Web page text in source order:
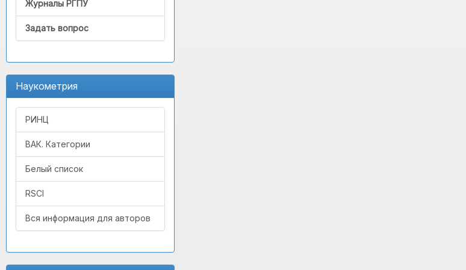
Журналы РГПУ
Задать вопрос
Наукометрия
РИНЦ
ВАК. Категории
Белый список
RSCI
Вся информация для авторов